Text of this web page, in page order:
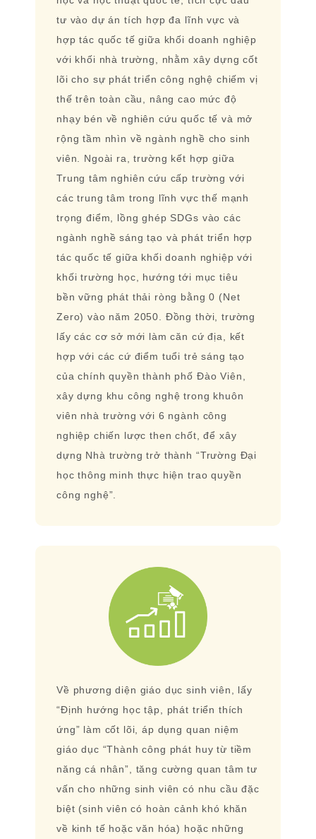
tư vào dự án tích hợp đa lĩnh vực và
hợp tác quốc tế giữa khối doanh nghiệp
với khối nhà trường, nhằm xây dựng cốt
lõi cho sự phát triển công nghệ chiếm vị
thế trên toàn cầu, nâng cao mức độ
nhạy bén về nghiên cứu quốc tế và mở
rộng tầm nhìn về ngành nghề cho sinh
viên. Ngoài ra, trường kết hợp giữa
Trung tâm nghiên cứu cấp trường với
các trung tâm trong lĩnh vực thế mạnh
trọng điểm, lồng ghép SDGs vào các
ngành nghề sáng tạo và phát triển hợp
tác quốc tế giữa khối doanh nghiệp với
khối trường học, hướng tới mục tiêu
bền vững phát thải ròng bằng 0 (Net
Zero) vào năm 2050. Đồng thời, trường
lấy các cơ sở mới làm căn cứ địa, kết
hợp với các cứ điểm tuổi trẻ sáng tạo
của chính quyền thành phố Đào Viên,
xây dựng khu công nghệ trong khuôn
viên nhà trường với 6 ngành công
nghiệp chiến lược then chốt, để xây
dựng Nhà trường trở thành “Trường Đại
học thông minh thực hiện trao quyền
công nghệ”.
Về phương diện giáo dục sinh viên, lấy
“Định hướng học tập, phát triển thích
ứng” làm cốt lõi, áp dụng quan niệm
giáo dục “Thành công phát huy từ tiềm
năng cá nhân”, tăng cường quan tâm tư
vấn cho những sinh viên có nhu cầu đặc
biệt (sinh viên có hoàn cảnh khó khăn
về kinh tế hoặc văn hóa) hoặc những